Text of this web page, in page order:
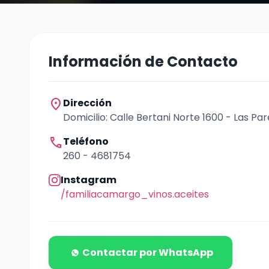
Información de Contacto
location_on Dirección
Domicilio: Calle Bertani Norte 1600 - Las
callTeléfono
260 - 4681754
Instagram
/familiacamargo_vinos.aceites
Contactar por WhatsApp